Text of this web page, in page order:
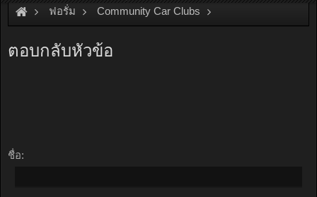
ฟอรั่ม Community Car Clubs
ตอบกลับหัวข้อ
ชื่อ: